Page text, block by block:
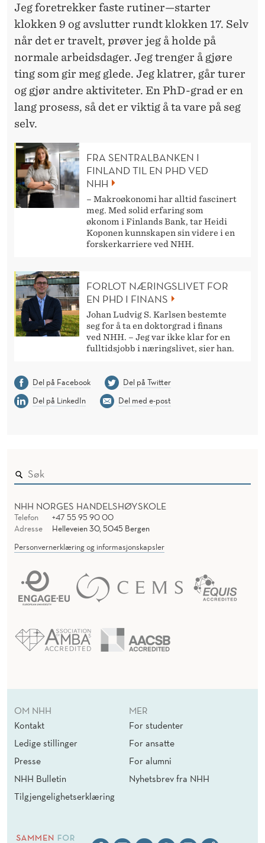
Jeg foretrekker faste rutiner—starter
klokken 9 og avslutter rundt klokken 17. Selv
når det er travelt, prøver jeg å holde på
normale arbeidsdager. Jeg trenger å gjøre
ting som gir meg glede. Jeg klatrer, går turer
og gjør andre aktiviteter. En PhD-grad er en
lang prosess, så det er viktig å ta vare på seg
selv.
FRA SENTRALBANKEN I
FINLAND TIL EN PHD VED
NHH
– Makroøkonomi har alltid fascinert
meg. Med solid erfaring som
økonom i Finlands Bank, tar Heidi
Koponen kunnskapen sin videre i en
forskerkarriere ved NHH.
FORLOT NÆRINGSLIVET FOR
EN PHD I FINANS
Johan Ludvig S. Karlsen bestemte
seg for å ta en doktorgrad i finans
ved NHH. – Jeg var ikke klar for en
fulltidsjobb i næringslivet, sier han.
Del på Facebook
Del på Twitter
Del på LinkedIn
Del med e-post
NHH NORGES HANDELSHØYSKOLE
Telefon
+47 55 95 90 00
Adresse
Helleveien 30, 5045 Bergen
Personvernerklæring og informasjonskapsler
OM NHH
Kontakt
Ledige stillinger
Presse
NHH Bulletin
Tilgjengelighetserklæring
MER
For studenter
For ansatte
For alumni
Nyhetsbrev fra NHH